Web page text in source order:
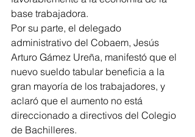
base trabajadora.
Por su parte, el delegado
administrativo del Cobaem, Jesús
Arturo Gámez Ureña, manifestó que el
nuevo sueldo tabular beneficia a la
gran mayoría de los trabajadores, y
aclaró que el aumento no está
direccionado a directivos del Colegio
de Bachilleres.